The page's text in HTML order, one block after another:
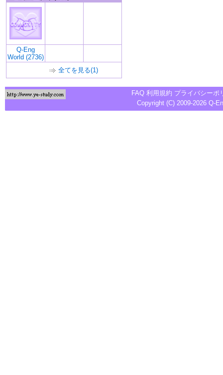
Q-Eng
World (2736)
全てを見る(1)
FAQ 利用規約 プライバシーポ
Copyright (C) 2009-2026 Q-